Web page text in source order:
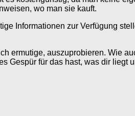
wo man sie kauft.
Informationen zur Verfügung
ermutige, auszuprobieren. Wie
Gespür für das hast, was dir